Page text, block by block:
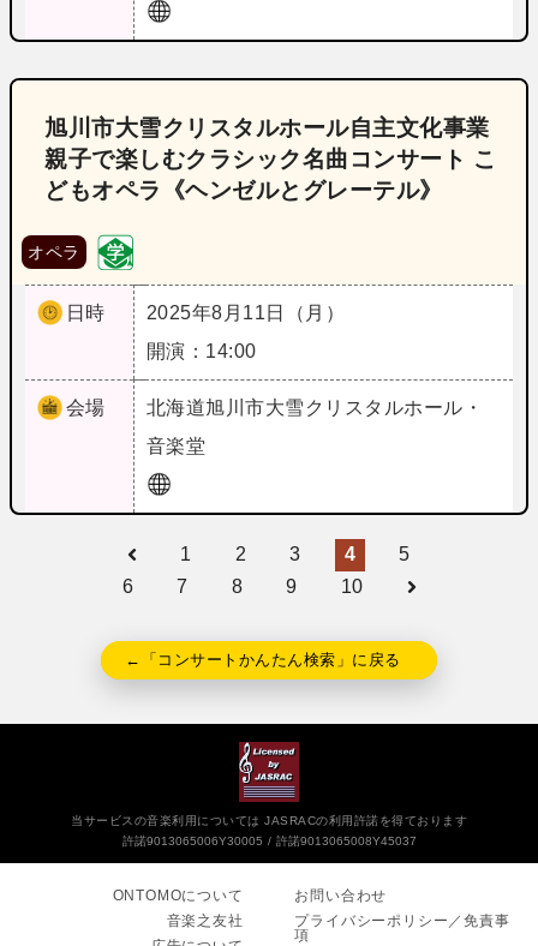
旭川市大雪クリスタルホール自主文化事業
親子で楽しむクラシック名曲コンサート こ
どもオペラ《ヘンゼルとグレーテル》
オペラ
日時
2025年8月11日（月）
開演：14:00
会場 北海道旭川市大雪クリスタルホール・
音楽堂
1 2 3 4
5
6
7 8 9 10
←「コンサートかんたん検索」に戻る
当サービスの音楽利用については JASRACの利用許諾を得ております
許諾9013065006Y30005
許諾9013065008Y45037
ONTOMOについて
音楽之友社
お問い合わせ
プライバシーポリシー／免責事
項